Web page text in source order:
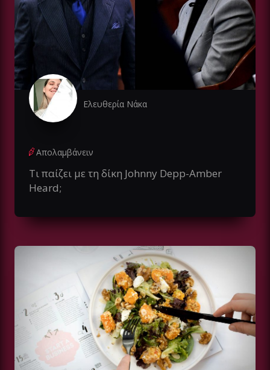
Ελευθερία Νάκα
Απολαμβάνειν
Τι παίζει με τη δίκη Johnny Depp-Amber
Heard;